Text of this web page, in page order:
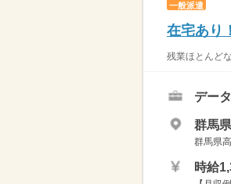
一般派遣
在宅あり
残業ほとんど
デー
群馬
群馬県
時給